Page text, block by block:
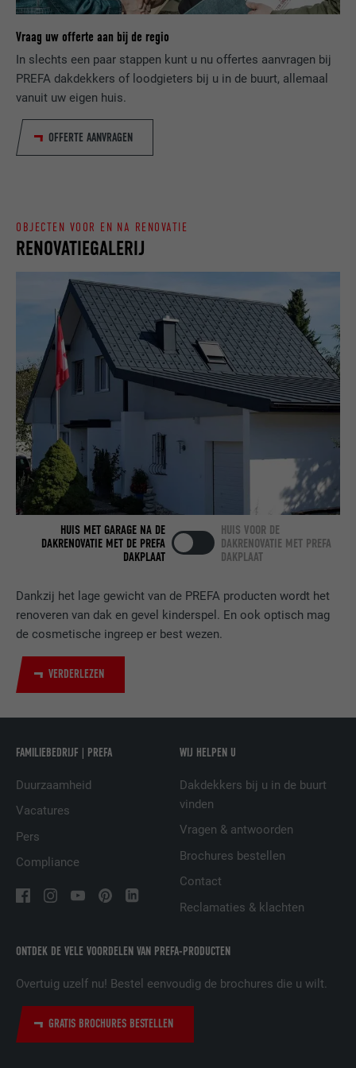
Vraag uw offerte aan bij de regio
In slechts een paar stappen kunt u nu offertes aanvragen bij
PREFA dakdekkers of loodgieters bij u in de buurt, allemaal
vanuit uw eigen huis.
OFFERTE AANVRAGEN
Dankzij het lage gewicht van de PREFA producten wordt het
renoveren van dak en gevel kinderspel. En ook optisch mag
de cosmetische ingreep er best wezen.
VERDERLEZEN
RENOVATIEGALERIJ
OBJECTEN VOOR EN NA RENOVATIE
HUIS MET GARAGE NA DE
DAKRENOVATIE MET DE PREFA
DAKPLAAT
HUIS VOOR DE
DAKRENOVATIE MET PREFA
DAKPLAAT
ONTDEK DE VELE VOORDELEN VAN PREFA-PRODUCTEN
Overtuig uzelf nu! Bestel eenvoudig de brochures die u wilt.
GRATIS BROCHURES BESTELLEN
FAMILIEBEDRIJF | PREFA
Duurzaamheid
Vacatures
Pers
Compliance
WIJ HELPEN U
Dakdekkers bij u in de buurt
vinden
Vragen & antwoorden
Brochures bestellen
Contact
Reclamaties & klachten
DOEL
website door de bezoeker.
NAAM
DOEL
van cookies toestaat. Bevat geen
identificatiekenmerken.
DOEL
Slaat de door de gebruiker geselecteerde
taalversie van een website op.
NAAM lang
Ingesteld door LinkedIn wanneer een
NAAM bcookie
AANBIEDER LinkedIn
DOEL
Gebruikt door de socialnetworking-dienst
LinkedIn voor het volgen van het gebruik
van ingebedde diensten.
NAAM bscookie
LinkedIn
VERVALTIJD 2 jaar
Gebruikt door de socialnetworking-dienst
AANBIEDER
DOEL
Wordt gebruikt om bezoekers op meerdere
websites te volgen, om op basis van de
reclame te presenteren.
VERVALTIJD 1 dag
Gebruikt door de socialnetworking-dienst